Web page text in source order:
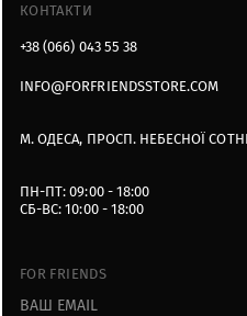
КОНТАКТИ
+38 (066) 043 55 38
INFO@FORFRIENDSSTORE.COM
М. ОДЕСА, ПРОСП. НЕБЕСНОЇ
ПН-ПТ: 09:00 - 18:00
СБ-ВС: 10:00 - 18:00
FOR FRIENDS